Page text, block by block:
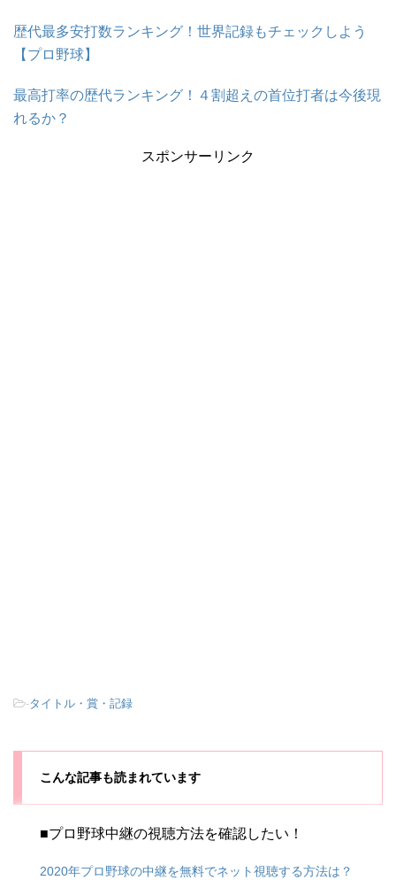
歴代最多安打数ランキング！世界記録もチェックしよう
【プロ野球】
最高打率の歴代ランキング！４割超えの首位打者は今後現
れるか？
スポンサーリンク
-タイトル・賞・記録
こんな記事も読まれています
■プロ野球中継の視聴方法を確認したい！
2020年プロ野球の中継を無料でネット視聴する方法は？